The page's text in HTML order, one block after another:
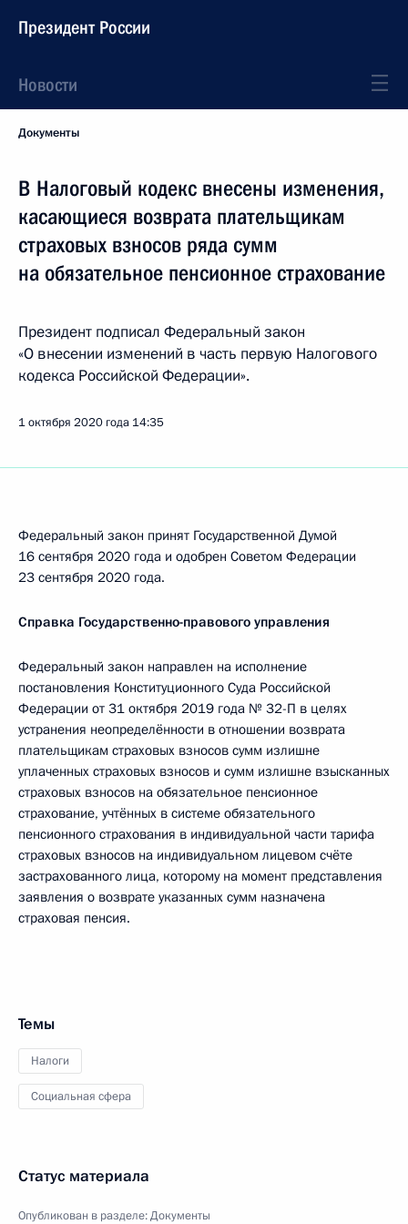
Президент России
Новости
Документы
В Налоговый кодекс внесены изменения,
касающиеся возврата плательщикам
страховых взносов ряда сумм
на обязательное пенсионное страхование
Президент подписал Федеральный закон
«О внесении изменений в часть первую Налогового
кодекса Российской Федерации».
1 октября 2020 года 14:35
Федеральный закон принят Государственной Думой
16 сентября 2020 года и одобрен Советом Федерации
23 сентября 2020 года.
Справка Государственно-правового управления
Федеральный закон направлен на исполнение
постановления Конституционного Суда Российской
Федерации от 31 октября 2019 года № 32-П в целях
устранения неопределённости в отношении возврата
плательщикам страховых взносов сумм излишне
уплаченных страховых взносов и сумм излишне взысканных
страховых взносов на обязательное пенсионное
страхование, учтённых в системе обязательного
пенсионного страхования в индивидуальной части тарифа
страховых взносов на индивидуальном лицевом счёте
застрахованного лица, которому на момент представления
заявления о возврате указанных сумм назначена
страховая пенсия.
Темы
Налоги
Социальная сфера
Статус материала
Опубликован в разделе:Документы